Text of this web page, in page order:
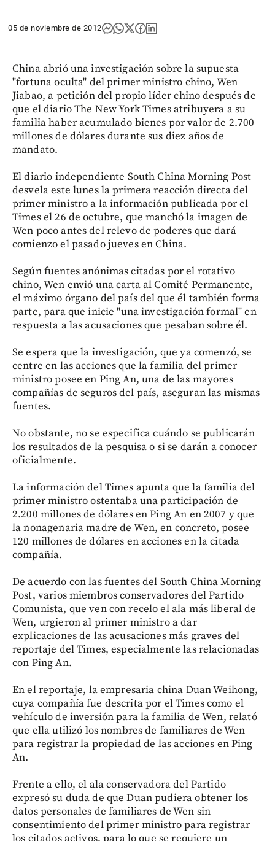
05 de noviembre de 2012
China abrió una investigación sobre la supuesta
"fortuna oculta" del primer ministro chino, Wen
Jiabao, a petición del propio líder chino después de
que el diario The New York Times atribuyera a su
familia haber acumulado bienes por valor de 2.700
millones de dólares durante sus diez años de
mandato.
El diario independiente South China Morning Post
desvela este lunes la primera reacción directa del
primer ministro a la información publicada por el
Times el 26 de octubre, que manchó la imagen de
Wen poco antes del relevo de poderes que dará
comienzo el pasado jueves en China.
Según fuentes anónimas citadas por el rotativo
chino, Wen envió una carta al Comité Permanente,
el máximo órgano del país del que él también forma
parte, para que inicie "una investigación formal" en
respuesta a las acusaciones que pesaban sobre él.
Se espera que la investigación, que ya comenzó, se
centre en las acciones que la familia del primer
ministro posee en Ping An, una de las mayores
compañías de seguros del país, aseguran las mismas
fuentes.
No obstante, no se especifica cuándo se publicarán
los resultados de la pesquisa o si se darán a conocer
oficialmente.
La información del Times apunta que la familia del
primer ministro ostentaba una participación de
2.200 millones de dólares en Ping An en 2007 y que
la nonagenaria madre de Wen, en concreto, posee
120 millones de dólares en acciones en la citada
compañía.
De acuerdo con las fuentes del South China Morning
Post, varios miembros conservadores del Partido
Comunista, que ven con recelo el ala más liberal de
Wen, urgieron al primer ministro a dar
explicaciones de las acusaciones más graves del
reportaje del Times, especialmente las relacionadas
con Ping An.
En el reportaje, la empresaria china Duan Weihong,
cuya compañía fue descrita por el Times como el
vehículo de inversión para la familia de Wen, relató
que ella utilizó los nombres de familiares de Wen
para registrar la propiedad de las acciones en Ping
An.
Frente a ello, el ala conservadora del Partido
expresó su duda de que Duan pudiera obtener los
datos personales de familiares de Wen sin
consentimiento del primer ministro para registrar
los citados activos, para lo que se requiere un